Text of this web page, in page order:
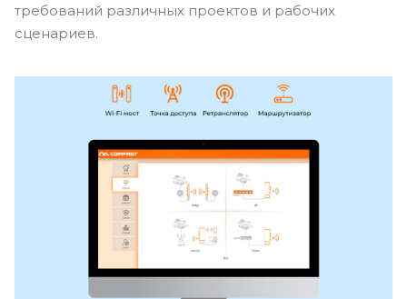
требований различных проектов и рабочих
сценариев.